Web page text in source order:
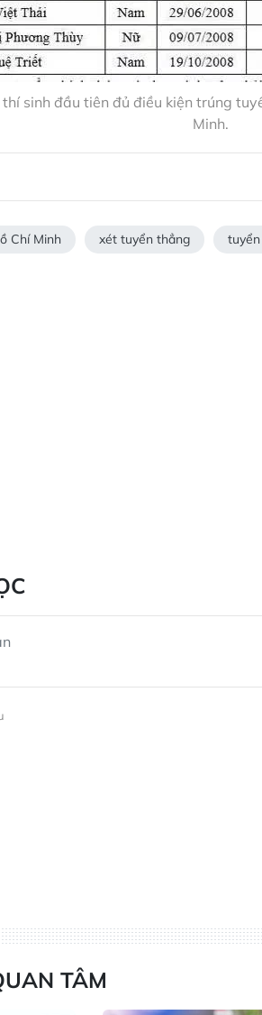
sinh đầu tiên đủ điều kiện trúng
Minh.
Chí Minh xét tuyển thẳng
TÂM